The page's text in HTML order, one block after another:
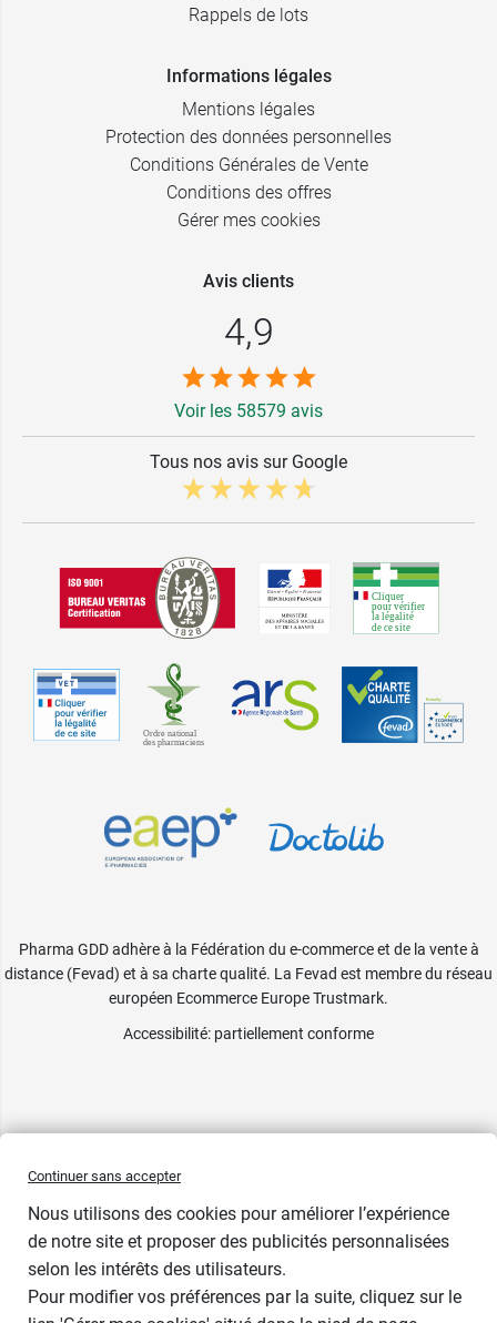
Rappels de lots
Informations légales
Mentions légales
Protection des données personnelles
Conditions Générales de Vente
Conditions des offres
Gérer mes cookies
Avis clients
4,9
Voir les 58579 avis
Tous nos avis sur Google
Pharma GDD adhère à la Fédération du e-commerce et de la vente à
distance (Fevad) et à sa charte qualité. La Fevad est membre du réseau
européen Ecommerce Europe Trustmark.
Accessibilité: partiellement conforme
Continuer sans accepter
Nous utilisons des cookies pour améliorer l’expérience
de notre site et proposer des publicités personnalisées
selon les intérêts des utilisateurs.
Pour modifier vos préférences par la suite, cliquez sur le